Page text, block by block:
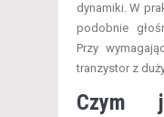
dynamiki. W
podobnie
Przy
tranzystor z
Czym